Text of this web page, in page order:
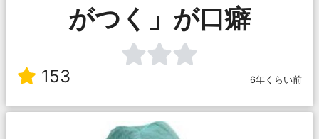
がつく」が口癖
153 6年くらい前